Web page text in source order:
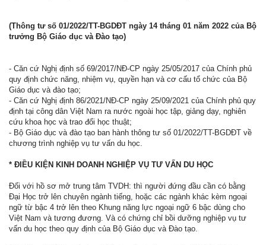
(Thông tư số 01/2022/TT-BGDĐT ngày 14 tháng 01 năm 2022 của Bộ
trưởng Bộ Giáo dục và Đào tạo)
- Căn cứ Nghị định số 69/2017/NĐ-CP ngày 25/05/2017 của Chính phủ
quy định chức năng, nhiệm vụ, quyền hạn và cơ cấu tổ chức của Bộ
Giáo dục và đào tạo;
- Căn cứ Nghị định 86/2021/NĐ-CP ngày 25/09/2021 của Chính phủ quy
định tại công dân Việt Nam ra nước ngoài học tập, giảng dạy, nghiên
cứu khoa học và trao đổi học thuật;
- Bộ Giáo dục và đào tạo ban hành thông tư số 01/2022/TT-BGDĐT về
chương trình nghiệp vụ tư vấn du học.
* ĐIỀU KIỆN KINH DOANH NGHIỆP VỤ TƯ VẤN DU HỌC
Đối với hồ sơ mở trung tâm TVDH: thì người đứng đầu cần có bằng
Đại Học trở lên chuyên ngành tiếng, hoặc các ngành khác kèm ngoại
ngữ từ bậc 4 trở lên theo Khung năng lực ngoại ngữ 6 bậc dùng cho
Việt Nam và tương đương. Và có chứng chỉ bồi dưỡng nghiệp vụ tư
vấn du học theo quy định của Bộ Giáo dục và Đào tạo.